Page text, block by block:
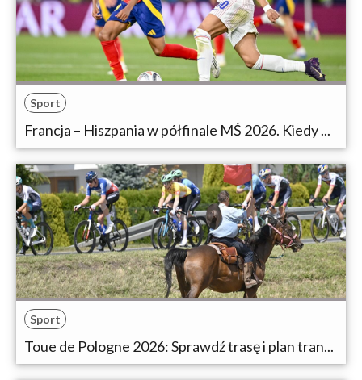
Sport
Francja – Hiszpania w półfinale MŚ 2026. Kiedy ...
Sport
Toue de Pologne 2026: Sprawdź trasę i plan tran...